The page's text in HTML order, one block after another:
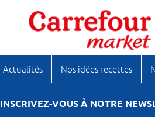
Actualités Nos idées recettes
INSCRIVEZ-VOUS À NOTRE